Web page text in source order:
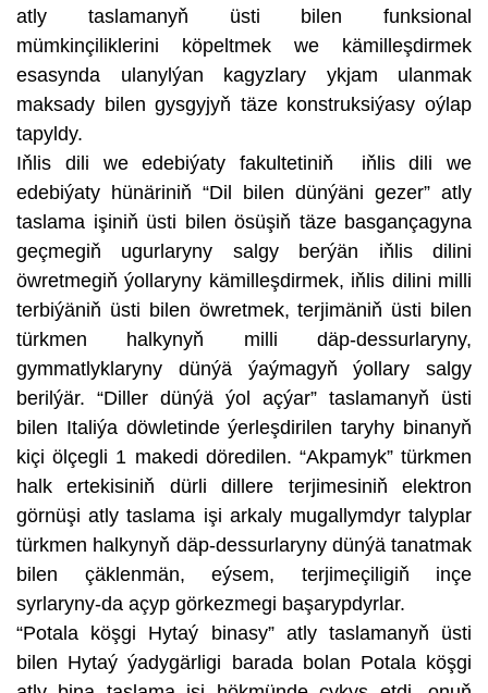
atly taslamanyň üsti bilen funksional
mümkinçiliklerini köpeltmek we kämilleşdirmek
esasynda ulanylýan kagyzlary ykjam ulanmak
maksady bilen gysgyjyň täze konstruksiýasy oýlap
tapyldy.
Iňlis dili we edebiýaty fakultetiniň iňlis dili we
edebiýaty hünäriniň “Dil bilen dünýäni gezer” atly
taslama işiniň üsti bilen ösüşiň täze basgançagyna
geçmegiň ugurlaryny salgy berýän iňlis dilini
öwretmegiň ýollaryny kämilleşdirmek, iňlis dilini milli
terbiýäniň üsti bilen öwretmek, terjimäniň üsti bilen
türkmen halkynyň milli däp-dessurlaryny,
gymmatlyklaryny dünýä ýaýmagyň ýollary salgy
berilýär. “Diller dünýä ýol açýar” taslamanyň üsti
bilen Italiýa döwletinde ýerleşdirilen taryhy binanyň
kiçi ölçegli 1 makedi döredilen. “Akpamyk” türkmen
halk ertekisiniň dürli dillere terjimesiniň elektron
görnüşi atly taslama işi arkaly mugallymdyr talyplar
türkmen halkynyň däp-dessurlaryny dünýä tanatmak
bilen çäklenmän, eýsem, terjimeçiligiň inçe
syrlaryny-da açyp görkezmegi başarypdyrlar.
“Potala köşgi Hytaý binasy” atly taslamanyň üsti
bilen Hytaý ýadygärligi barada bolan Potala köşgi